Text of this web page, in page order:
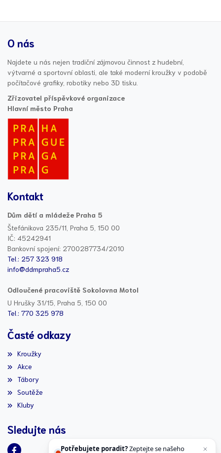
O nás
Najdete u nás nejen tradiční zájmovou činnost z hudební,
výtvarné a sportovní oblasti, ale také moderní kroužky v podobě
počítačové grafiky, robotiky nebo 3D tisku.
Zřizovatel příspěvkové organizace
Hlavní město Praha
Kontakt
Dům dětí a mládeže Praha 5
Štefánikova 235/11, Praha 5, 150 00
IČ: 45242941
Bankovní spojení: 2700287734/2010
Tel.: 257 323 918
info@ddmpraha5.cz
Odloučené pracoviště Sokolovna Motol
U Hrušky 31/15, Praha 5, 150 00
Tel.: 770 325 978
Časté odkazy
Kroužky
Akce
Tábory
Soutěže
Kluby
Sledujte nás
Potřebujete poradit?Zeptejte se našeho